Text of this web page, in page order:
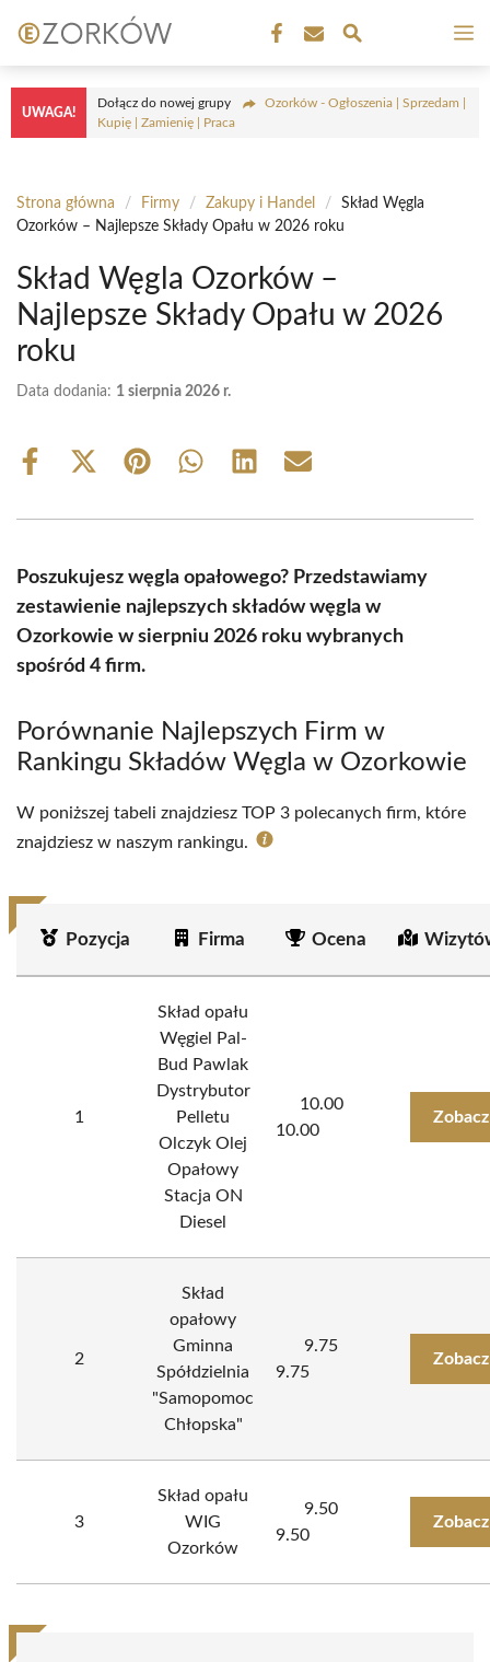
do
treści
UWAGA!
Dołącz do nowej grupy
Ozorków - Ogłoszenia | Sprzedam |
Kupię | Zamienię | Praca
Strona główna / Firmy / Zakupy i Handel /
Skład Węgla
Ozorków – Najlepsze Składy Opału w 2026 roku
Skład Węgla Ozorków –
Najlepsze Składy Opału w 2026
roku
Data dodania: 1 sierpnia 2026 r.
Share
Share
(Twitter)
Share Share Share Share
Poszukujesz węgla opałowego? Przedstawiamy
zestawienie najlepszych składów węgla w
Ozorkowie w sierpniu 2026 roku wybranych
spośród 4 firm.
Porównanie Najlepszych Firm w
Rankingu Składów Węgla w Ozorkowie
W poniższej tabeli znajdziesz TOP 3 polecanych firm, które
znajdziesz w naszym rankingu.
Pozycja Firma Ocena
1
Skład opału
Węgiel Pal-
Bud Pawlak
Dystrybutor
Pelletu
Olczyk Olej
Opałowy
Stacja ON
Diesel
10.00
10.00
2
Skład
opałowy
Gminna
Spółdzielnia
"Samopomoc
Chłopska"
9.75
9.75
3
Skład opału
WIG
Ozorków
9.50
9.50